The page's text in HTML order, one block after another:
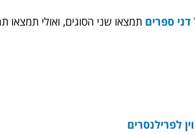
ספרים תמצאו שני הסוגים, ואולי תמצאו
לפרילנסרים